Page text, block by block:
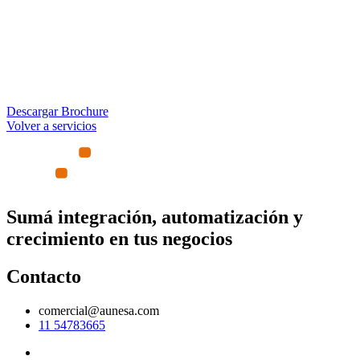
Descargar Brochure
Volver a servicios
Sumá integración, automatización y
crecimiento en tus negocios
Contacto
comercial@aunesa.com
11 54783665